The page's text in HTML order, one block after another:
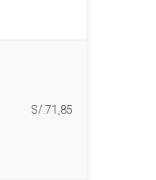
S/.71,85